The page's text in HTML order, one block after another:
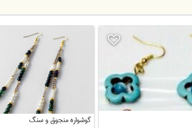
گوشواره منجوق و سنگ